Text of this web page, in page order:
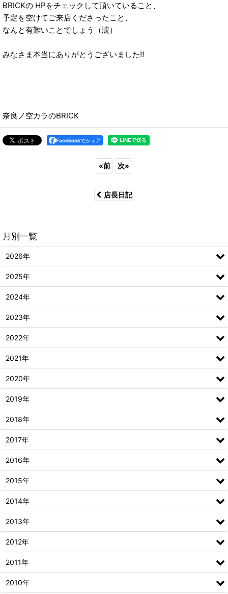
BRICKの HPをチェックして頂いていること、
予定を空けてご来店くださったこと、
なんと有難いことでしょう（涙）
みなさま本当にありがとうございました‼︎
奈良ノ空カラのBRICK
Facebookでシェア
«前 次»
店長日記
月別一覧
2026年
2025年
2024年
2023年
2022年
2021年
2020年
2019年
2018年
2017年
2016年
2015年
2014年
2013年
2012年
2011年
2010年